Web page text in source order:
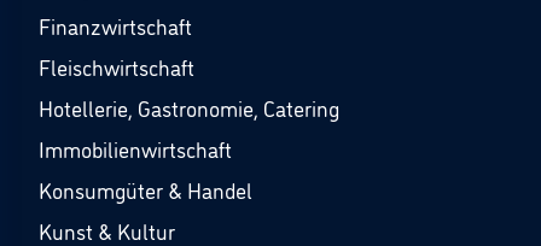
Finanzwirtschaft
Fleischwirtschaft
Hotellerie, Gastronomie, Catering
Immobilienwirtschaft
Konsumgüter & Handel
Kunst & Kultur